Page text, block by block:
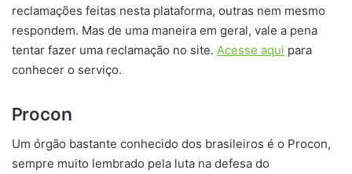
reclamações feitas nesta plataforma, outras nem mesmo
respondem. Mas de uma maneira em geral, vale a pena
tentar fazer uma reclamação no site. Acesse aqui para
conhecer o serviço.
Procon
Um órgão bastante conhecido dos brasileiros é o Procon,
sempre muito lembrado pela luta na defesa do